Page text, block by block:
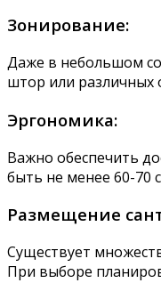
Зонирование:
Даже в небольшом
штор или различных
Эргономика:
Важно обеспечить
быть не менее 60-70
Размещение
Существует
При выборе